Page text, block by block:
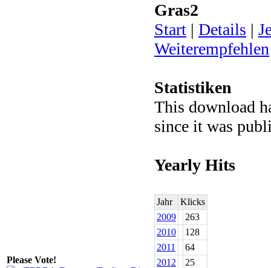
Please Vote!
Gras2
Start | Details |
Weiterempfehlen
Statistiken
This download
since it was
Yearly Hits
Jahr
Klicks
2009
263
2010
128
2011
64
2012
25